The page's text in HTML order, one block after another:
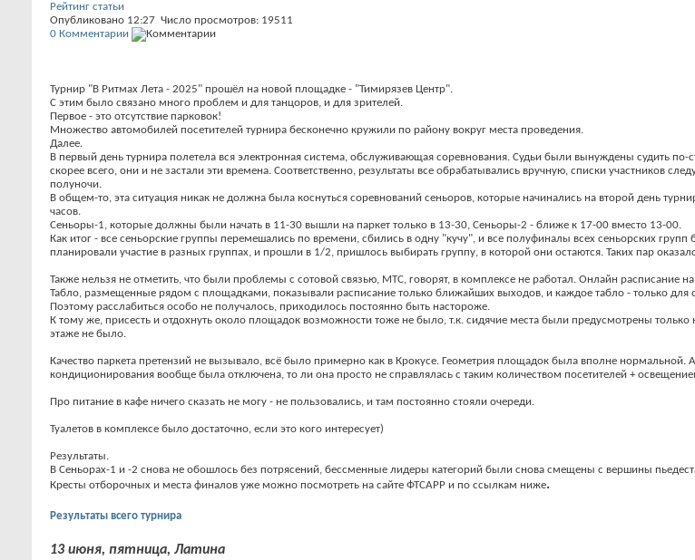
Рейтинг статьи
Опубликовано 12:27 Число просмотров: 19511
0 Комментарии
Турнир "В Ритмах Лета - 2025" прошёл на новой площадке - "Тимирязев Центр".
С этим было связано много проблем и для танцоров, и для зрителей.
Первое - это отсутствие парковок!
Множество автомобилей посетителей турнира бесконечно кружили по району вокруг места проведения.
Далее.
В первый день турнира полетела вся электронная система, обслуживающая соревнования. Судьи были вынуждены судить
скорее всего, они и не застали эти времена. Соответственно, результаты все обрабатывались вручную, списки
полуночи.
В общем-то, эта ситуация никак не должна была коснуться соревнований сеньоров, которые начинались на второй день
часов.
Сеньоры-1, которые должны были начать в 11-30 вышли на паркет только в 13-30, Сеньоры-2 - ближе к 17-00 вместо 13-00.
Как итог - все сеньорские группы перемешались по времени, сбились в одну "кучу", и все полуфиналы всех сеньорских
планировали участие в разных группах, и прошли в 1/2, пришлось выбирать группу, в которой они остаются. Таких пар
Также нельзя не отметить, что были проблемы с сотовой связью, МТС, говорят, в комплексе не работал. Онлайн расписание
Табло, размещенные рядом с площадками, показывали расписание только ближайших выходов, и каждое табло - только для
Поэтому расслабиться особо не получалось, приходилось постоянно быть настороже.
К тому же, присесть и отдохнуть около площадок возможности тоже не было, т.к. сидячие места были предусмотрены
этаже не было.
Качество паркета претензий не вызывало, всё было примерно как в Крокусе. Геометрия площадок была вполне
кондиционирования вообще была отключена, то ли она просто не справлялась с таким количеством посетителей +
Про питание в кафе ничего сказать не могу - не пользовались, и там постоянно стояли очереди.
Туалетов в комплексе было достаточно, если это кого интересует)
Результаты.
В Сеньорах-1 и -2 снова не обошлось без потрясений, бессменные лидеры категорий были снова смещены с вершины
Кресты отборочных и места финалов уже можно посмотреть на сайте ФТСАРР и по ссылкам ниже.
Результаты всего турнира
13 июня, пятница, Латина